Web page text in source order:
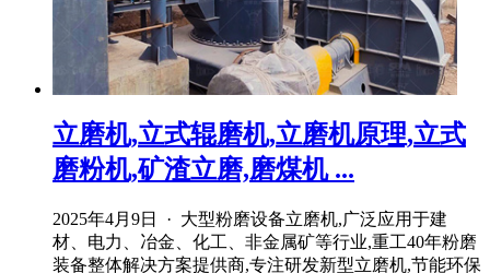
立磨机,立式辊磨机,立磨机原理,立式
磨粉机,矿渣立磨,磨煤机 ...
2025年4月9日 · 大型粉磨设备立磨机,广泛应用于建
材、电力、冶金、化工、非金属矿等行业,重工40年粉磨
装备整体解决方案提供商,专注研发新型立磨机,节能环保